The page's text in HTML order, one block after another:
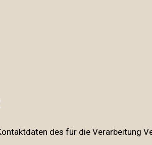
des für die Verarbeitung